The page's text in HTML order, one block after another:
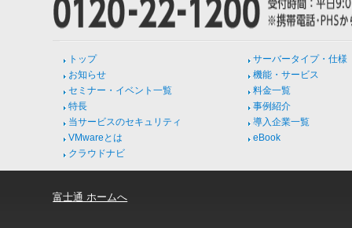
トップ
お知らせ
セミナー・イベント一覧
特長
当サービスのセキュリティ
VMwareとは
クラウドナビ
サーバータイプ・仕様
機能・サービス
料金一覧
事例紹介
導入企業一覧
eBook
富士通 ホームへ